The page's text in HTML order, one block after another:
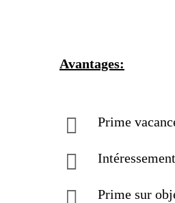
Avantages:
Prime
Prime sur